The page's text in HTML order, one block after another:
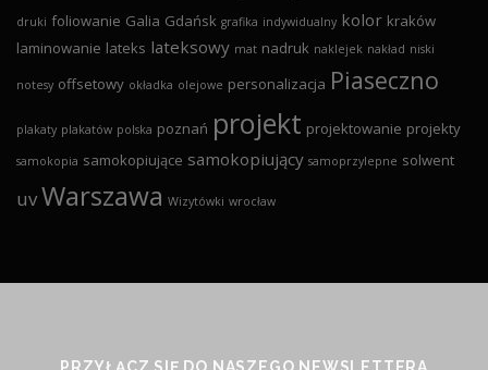
druki foliowanie Galia Gdańsk grafika indywidualny kolor kraków
laminowanie lateks lateksowy mat nadruk naklejek nakład niski
notesy offsetowy okładka olejowe personalizacja Piaseczno
plakaty plakatów polska poznań projekt projektowanie projekty
samokopia samokopiujące samokopiujący samoprzylepne solwent
uvWarszawa Wizytówki wrocław